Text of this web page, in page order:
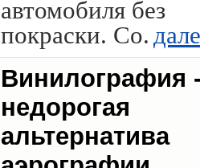
автомобиля без
покраски. Со.
Винилография
недорогая
альтернатива